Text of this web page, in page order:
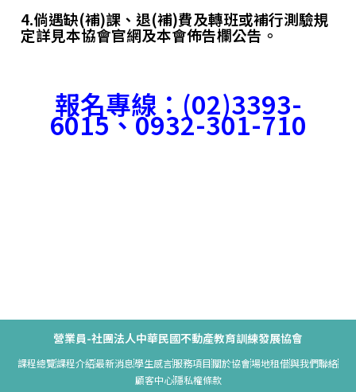
4.倘遇缺(補)課、退(補)費及轉班或補行測驗規
定詳見本協會官網及本會佈告欄公告。
報名專線： (02)3393-
6015、0932-301-710
營業員-社團法人中華民國不動產教育訓練發展協會
課程總覽課程介紹最新消息學生感言服務項目關於協會場地租借與我們聯絡
顧客中心隱私權條款